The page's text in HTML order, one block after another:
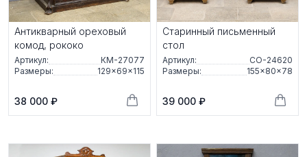
Антикварный ореховый
комод, рококо
Артикул:
КМ-27077
Размеры:
129×69×115
38 000 ₽
Старинный письменный
стол
Артикул:
СО-24620
Размеры:
155×80×78
39 000 ₽